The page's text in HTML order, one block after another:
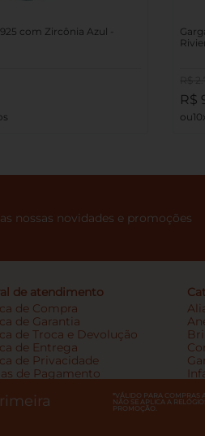
*VÁLIDO PARA COMPRAS
NÃO SE APLICA A
PROMOÇÃO.
com Zircônia Azul -
R$
10
nossas novidades e promoções
de atendimento
de Compra
de Garantia
de Troca e Devolução
de Entrega
de Privacidade
de Pagamento
franqueado
conosco